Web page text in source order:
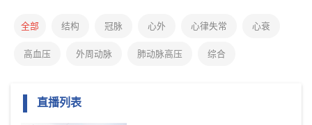
全部 结构 冠脉 心外 心律失常 心衰
高血压 外周动脉 肺动脉高压 综合
直播列表